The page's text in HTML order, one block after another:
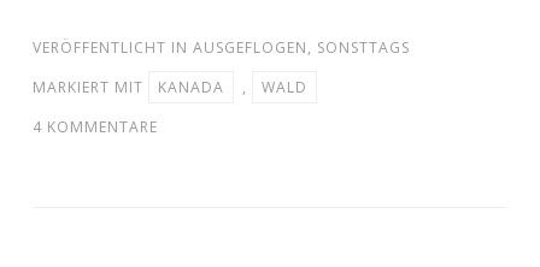
VERÖFFENTLICHT IN AUSGEFLOGEN, SONSTTAGS
MARKIERT MIT
KANADA ,
WALD
4 KOMMENTARE